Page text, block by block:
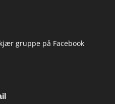
gruppe på Facebook